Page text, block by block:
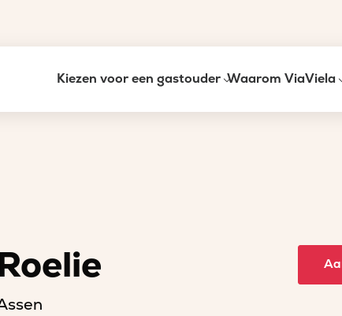
Kiezen voor een gastouder Waarom ViaViela